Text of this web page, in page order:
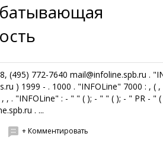
(495) 772-7640 mail@infoline.spb.ru .
) 1999 - . 1000 . "INFOLine" 7000 : , ( ,
, . "INFOLine" : - " " ( ); - " " ( ); - " PR - " (
. ...
+ Комментировать